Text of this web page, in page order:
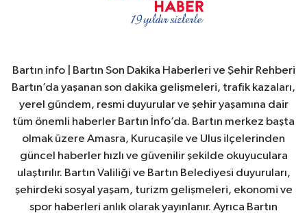
Bartın info | Bartın Son Dakika Haberleri ve Şehir Rehberi
Bartın’da yaşanan son dakika gelişmeleri, trafik kazaları,
yerel gündem, resmi duyurular ve şehir yaşamına dair
tüm önemli haberler Bartın İnfo’da. Bartın merkez başta
olmak üzere Amasra, Kurucaşile ve Ulus ilçelerinden
güncel haberler hızlı ve güvenilir şekilde okuyuculara
ulaştırılır. Bartın Valiliği ve Bartın Belediyesi duyuruları,
şehirdeki sosyal yaşam, turizm gelişmeleri, ekonomi ve
spor haberleri anlık olarak yayınlanır. Ayrıca Bartın